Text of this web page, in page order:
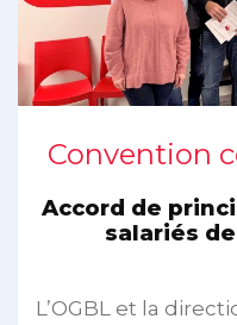
Convention
Accord de
salariés
L’OGBL et la